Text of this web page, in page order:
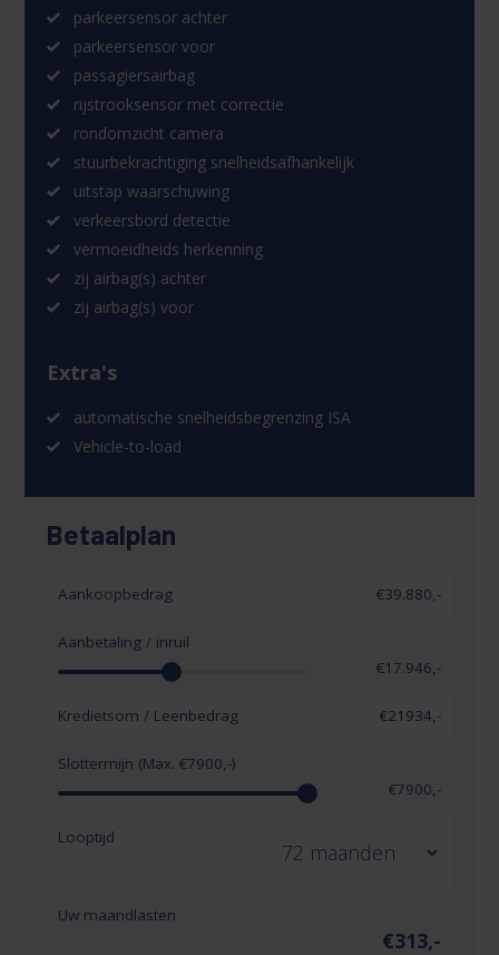
parkeersensor achter
parkeersensor voor
passagiersairbag
rijstrooksensor met correctie
rondomzicht camera
stuurbekrachtiging snelheidsafhankelijk
uitstap waarschuwing
verkeersbord detectie
vermoeidheids herkenning
zij airbag(s) achter
zij airbag(s) voor
Extra's
automatische snelheidsbegrenzing ISA
Vehicle-to-load
Betaalplan
Aankoopbedrag €39.880,-
Aanbetaling / inruil
€17.946 ,-
Kredietsom / Leenbedrag €21934 ,-
Slottermijn (Max. €7900 ,-)
€7900 ,-
Looptijd
Uw maandlasten
€313,-